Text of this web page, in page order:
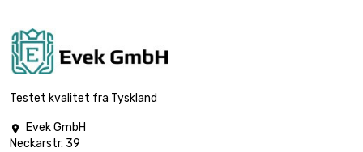
Testet kvalitet fra Tyskland

Evek GmbH
Neckarstr. 39